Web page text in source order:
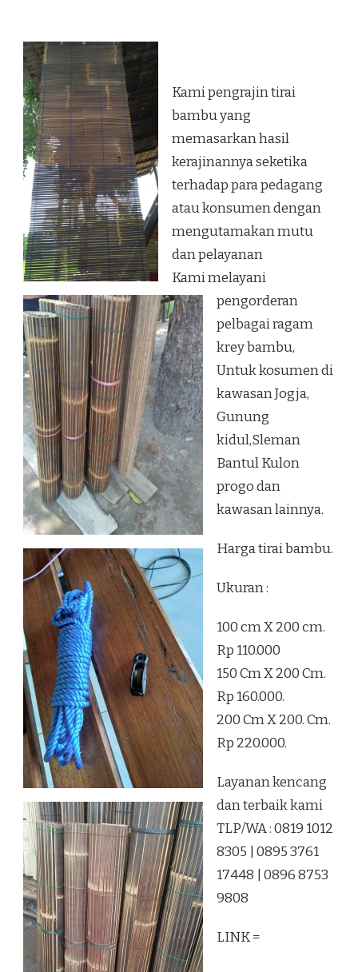
Kami pengrajin tirai
bambu yang
memasarkan hasil
kerajinannya seketika
terhadap para pedagang
atau konsumen dengan
mengutamakan mutu
dan pelayanan
Kami melayani
pengorderan
pelbagai ragam
krey bambu,
Untuk kosumen di
kawasan Jogja,
Gunung
kidul,Sleman
Bantul Kulon
progo dan
kawasan lainnya.
Harga tirai bambu.
Ukuran :
100 cm X 200 cm.
Rp 110.000
150 Cm X 200 Cm.
Rp 160.000.
200 Cm X 200. Cm.
Rp 220.000.
Layanan kencang
dan terbaik kami
TLP/WA : 0819 1012
8305 | 0895 3761
17448 | 0896 8753
9808
LINK =